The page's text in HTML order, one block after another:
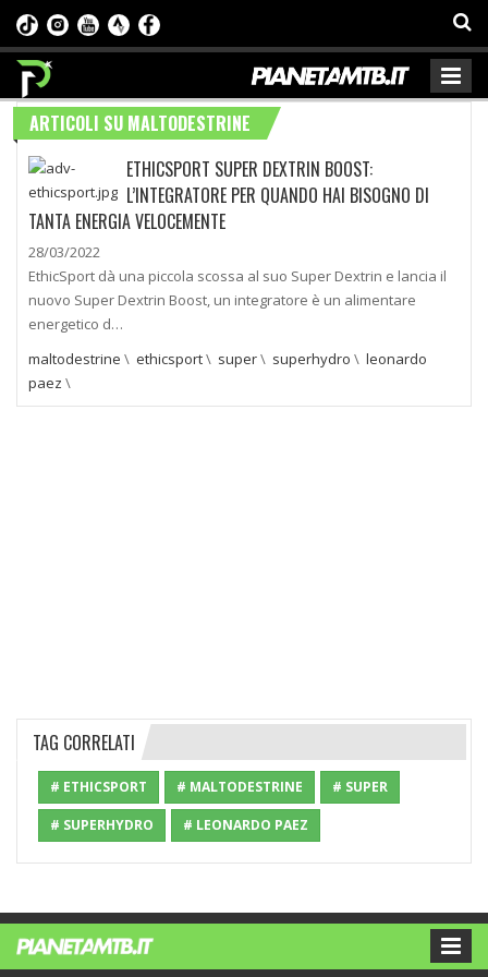
ARTICOLI SU MALTODESTRINE
ETHICSPORT SUPER DEXTRIN BOOST:
L’INTEGRATORE PER QUANDO HAI BISOGNO DI
TANTA ENERGIA VELOCEMENTE
28/03/2022
EthicSport dà una piccola scossa al suo Super Dextrin e lancia il
nuovo Super Dextrin Boost, un integratore è un alimentare
energetico d…
maltodestrine \ ethicsport\ super\ superhydro \ leonardo
paez \
TAG CORRELATI
# ETHICSPORT # MALTODESTRINE # SUPER
# SUPERHYDRO # LEONARDO PAEZ